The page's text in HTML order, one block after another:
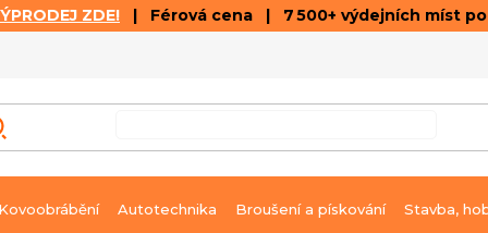
ZDE! | Férová cena | 7 500+ výdejních míst po
Autotechnika Broušení a pískování Stavba,